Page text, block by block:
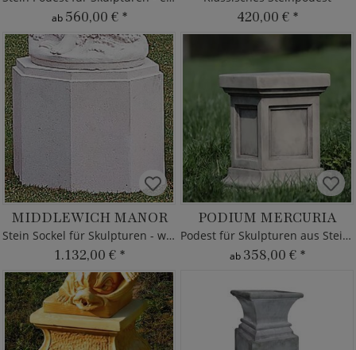
ab 560,00 € * 420,00 € *
MIDDLEWICH MANOR
Stein Sockel für Skulpturen - witterungsbeständig
1.132,00 € *
PODIUM MERCURIA
Podest für Skulpturen aus Steinguss
ab 358,00 € *